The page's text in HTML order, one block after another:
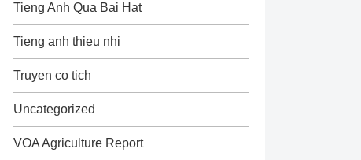
Tieng Anh Qua Bai Hat
Tieng anh thieu nhi
Truyen co tich
Uncategorized
VOA Agriculture Report